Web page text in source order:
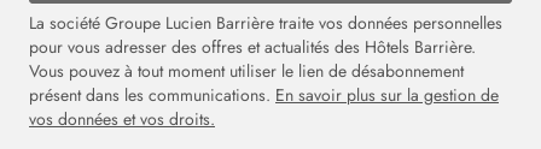
La société Groupe Lucien Barrière traite vos données personnelles
pour vous adresser des offres et actualités des Hôtels Barrière.
Vous pouvez à tout moment utiliser le lien de désabonnement
présent dans les communications. En savoir plus sur la gestion de
vos données et vos droits.